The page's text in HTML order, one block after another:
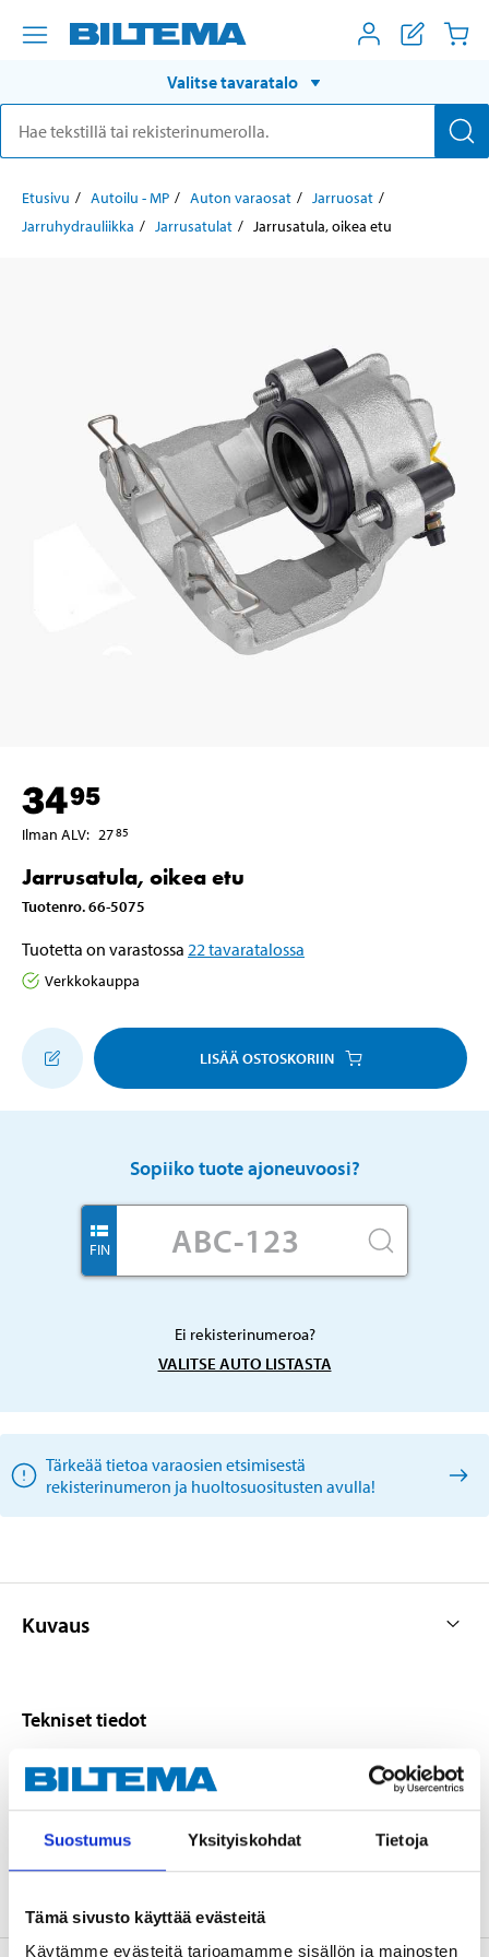
Suostumus Yksityiskohdat Tietoja
Tämä sivusto käyttää evästeitä
Käytämme evästeitä tarjoamamme sisällön ja mainosten
Valitse tavaratalo
Etusivu Autoilu - MP Auton varaosat
Jarruosat
Jarruhydrauliikka
Jarrusatulat Jarrusatula, oikea etu
3495
Ilman ALV: 2785
Jarrusatula, oikea etu
Tuotenro.66-5075
Tuotetta on varastossa 22 tavaratalossa
Verkkokauppa
LISÄÄ OSTOSKORIIN
Sopiiko tuote ajoneuvoosi?
FIN
Ei rekisterinumeroa?
VALITSE AUTO LISTASTA
Tärkeää tietoa varaosien etsimisestä
rekisterinumeron ja huoltosuositusten avulla!
Kuvaus
Tekniset tiedot
Sylinterin läpimitta
286/305 mm (jarrulevy)